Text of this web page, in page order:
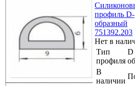
профиль D-
образный
751392.203
Нет в
Тип
профиля
D
В
наличии